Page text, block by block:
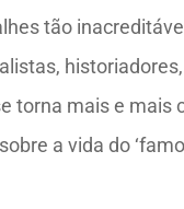
tão
torna mais e mais
a vida do